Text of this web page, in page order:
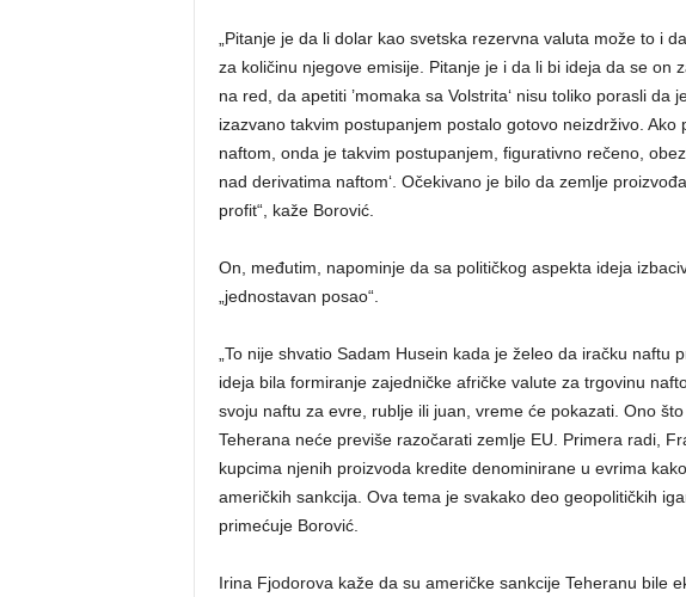
„Pitanje je da li dolar kao svetska rezervna valuta može to i
za količinu njegove emisije. Pitanje je i da li bi ideja da se on
na red, da apetiti ’momaka sa Volstrita‘ nisu toliko porasli da
izazvano takvim postupanjem postalo gotovo neizdrživo.
naftom, onda je takvim postupanjem, figurativno rečeno,
nad derivatima naftom‘. Očekivano je bilo da zemlje
profit“, kaže Borović.
On, međutim, napominje da sa političkog aspekta ideja
„jednostavan posao“.
„To nije shvatio Sadam Husein kada je želeo da iračku naftu
ideja bila formiranje zajedničke afričke valute za trgovinu
svoju naftu za evre, rublje ili juan, vreme će pokazati. Ono
Teherana neće previše razočarati zemlje EU. Primera radi,
kupcima njenih proizvoda kredite denominirane u evrima
američkih sankcija. Ova tema je svakako deo geopolitičkih
primećuje Borović.
Irina Fjodorova kaže da su američke sankcije Teheranu bile